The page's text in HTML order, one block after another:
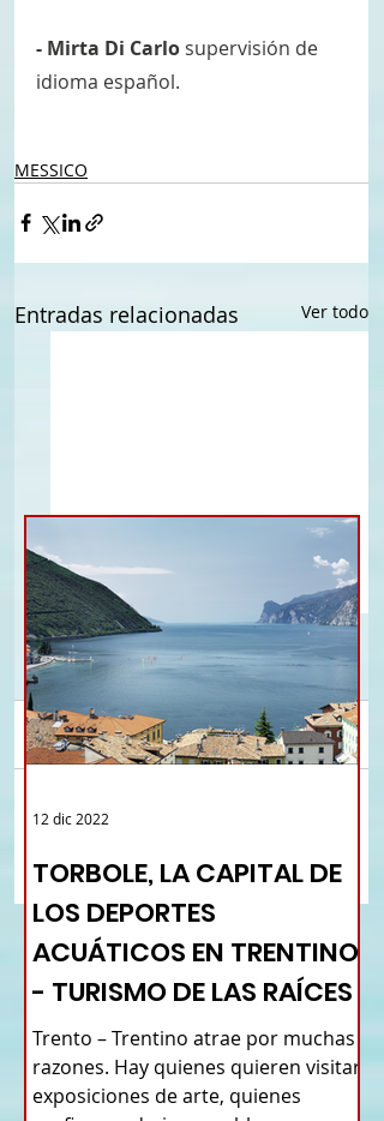
- Mirta Di Carlo supervisión de
idioma español.
MESSICO
Entradas relacionadas Ver todo
ALBA - CIUDAD CREATIVA
PIAMONTESA - TURISMO
RAÍZ - NUEVO MAPA
PUEBLOS DE ITALIA
Comentarios
Escribir un comentario...
TORBOLE, LA CAPITAL DE
LOS DEPORTES
ACUÁTICOS EN TRENTINO
- TURISMO DE LAS RAÍCES
Trento – Trentino atrae por muchas
razones. Hay quienes quieren visitar
exposiciones de arte, quienes
12 dic 2022